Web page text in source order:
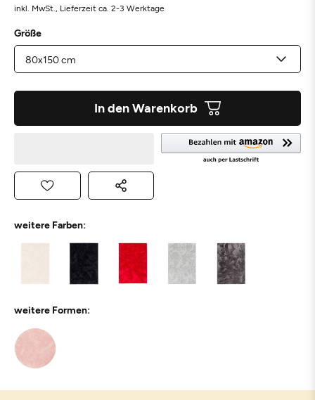
inkl. MwSt., Lieferzeit ca. 2-3 Werktage
Größe
In den Warenkorb
weitere Farben:
weitere Formen: